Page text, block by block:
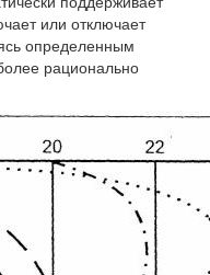
или отключает
определенным
рационально